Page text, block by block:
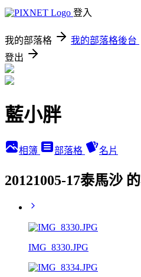
登入
我的部落格 我的部落格後台
登出
藍小胖
相簿 部落格 名片
20121005-17泰馬沙
IMG_8330.JPG